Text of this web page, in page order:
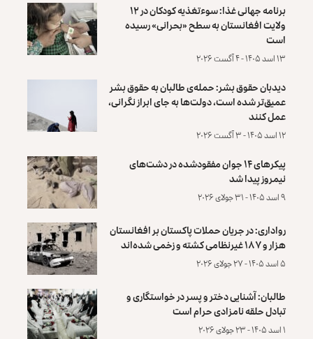
برنامه جهانی غذا: سوءتغذیه کودکان در ۱۲
ولایت افغانستان به سطح «بحرانی» رسیده
است
۱۳ اسد ۱۴۰۵ - ۴ آگست ۲۰۲۶
دیدبان حقوق بشر: حمله‌ی طالبان به حقوق بشر
عمیق‌تر شده است، دولت‌ها به جای ابراز نگرانی،
عمل کنند
۱۲ اسد ۱۴۰۵ - ۳ آگست ۲۰۲۶
پیکرهای ۱۴ جوان مفقودشده در دشت‌های
نیمروز پیدا شد
۹ اسد ۱۴۰۵ - ۳۱ جولای ۲۰۲۶
رواداری: در جریان حملات پاکستان بر افغانستان
هزار و ۱۸۷ غیرنظامی کشته و زخمی شده‌اند
۵ اسد ۱۴۰۵ - ۲۷ جولای ۲۰۲۶
طالبان: آشنایی دختر و پسر در خواستگاری و
تبادل حلقه نامزادی حرام است
۱ اسد ۱۴۰۵ - ۲۳ جولای ۲۰۲۶